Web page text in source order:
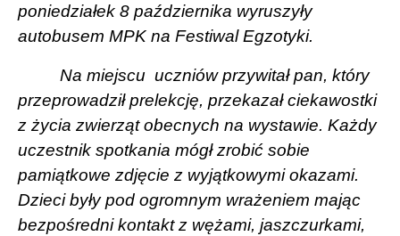
poniedziałek 8 października wyruszyły
autobusem MPK na Festiwal Egzotyki.
Na miejscu uczniów przywitał pan, który
przeprowadził prelekcję, przekazał ciekawostki
z życia zwierząt obecnych na wystawie. Każdy
uczestnik spotkania mógł zrobić sobie
pamiątkowe zdjęcie z wyjątkowymi okazami.
Dzieci były pod ogromnym wrażeniem mając
bezpośredni kontakt z wężami, jaszczurkami,